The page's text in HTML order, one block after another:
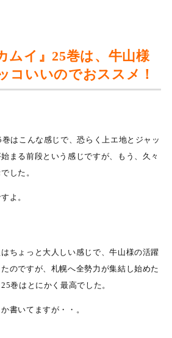
ムイ』25巻は、牛山様
コいいのでおススメ！
巻はこんな感じで、恐らく上エ地とジャッ
まる前段という感じですが、もう、久々
した。
よ。
ちょっと大人しい感じで、牛山様の活躍
のですが、札幌へ全勢力が集結し始めた
巻はとにかく最高でした。
書いてますが・・。